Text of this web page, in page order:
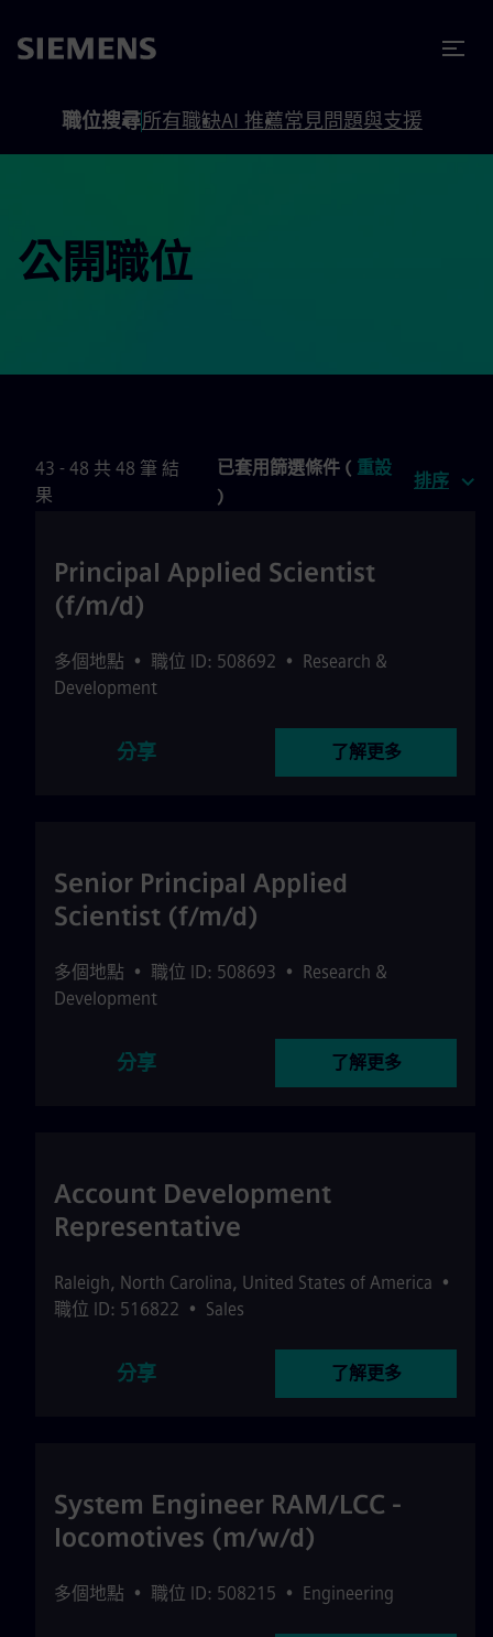
職位搜尋所有職缺AI 推薦常見問題與支援
公開職位
43 - 48 共 48 筆 結
果
已套用篩選條件 ( 重設
)
排序
Principal Applied Scientist
(f/m/d)
多個地點 • 職位 ID: 508692 • Research &
Development
分享 了解更多
Senior Principal Applied
Scientist (f/m/d)
多個地點 • 職位 ID: 508693 • Research &
Development
分享 了解更多
Account Development
Representative
Raleigh, North Carolina, United States of America •
職位 ID: 516822 • Sales
分享 了解更多
System Engineer RAM/LCC -
locomotives (m/w/d)
多個地點 • 職位 ID: 508215 • Engineering